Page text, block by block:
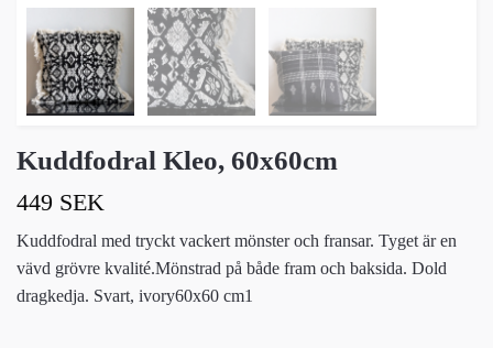
Kuddfodral Kleo, 60x60cm
449 SEK
Kuddfodral med tryckt vackert mönster och fransar. Tyget är en
vävd grövre kvalité.Mönstrad på både fram och baksida. Dold
dragkedja. Svart, ivory60x60 cm1